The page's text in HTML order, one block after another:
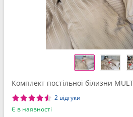
Комплект постільної білизни
2 відгуки
Є в наявності